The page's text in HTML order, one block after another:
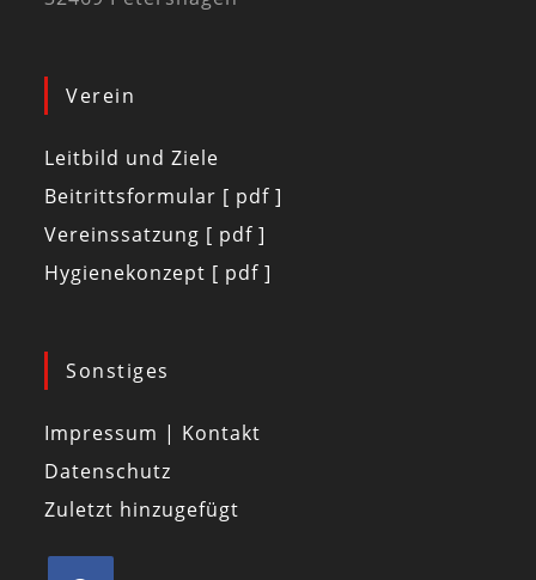
Verein
Leitbild und Ziele
Beitrittsformular [ pdf ]
Vereinssatzung [ pdf ]
Hygienekonzept [ pdf ]
Sonstiges
Impressum | Kontakt
Datenschutz
Zuletzt hinzugefügt